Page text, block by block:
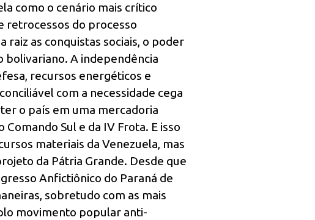
como o cenário mais crítico
retrocessos do processo
raiz as conquistas sociais, o poder
bolivariano. A independência
recursos energéticos e
com a necessidade cega
o país em uma mercadoria
Sul e da IV Frota. E isso
materiais da Venezuela, mas
da Pátria Grande. Desde que
Anfictiônico do Paraná de
sobretudo com as mais
movimento popular anti-